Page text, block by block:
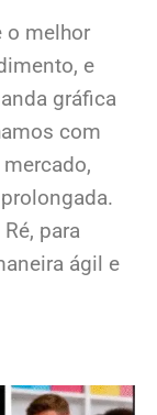
o melhor
e
gráfica
com
para
ágil e